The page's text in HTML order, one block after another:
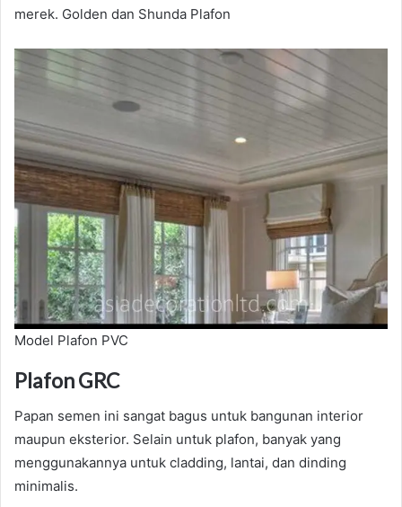
merek. Golden dan Shunda Plafon
Model Plafon PVC
Plafon GRC
Papan semen ini sangat bagus untuk bangunan interior
maupun eksterior. Selain untuk plafon, banyak yang
menggunakannya untuk cladding, lantai, dan dinding
minimalis.